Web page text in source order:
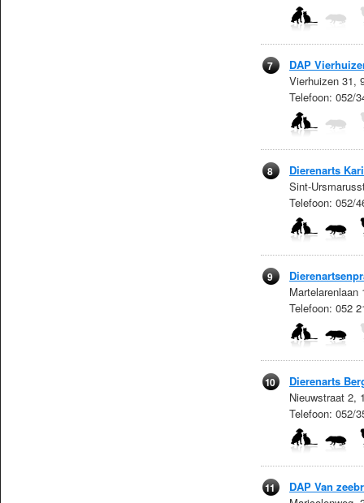
7
DAP
Vierhuizen 31,
Telefoon: 052/
8
Dierenarts
Sint-
Telefoon: 052/
9
Martelarenlaan
Telefoon: 052
10
Dierenarts
Nieuwstraat 2,
Telefoon: 052/
11
DAP Van